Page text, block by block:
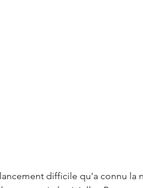
difficile qu'a connu la